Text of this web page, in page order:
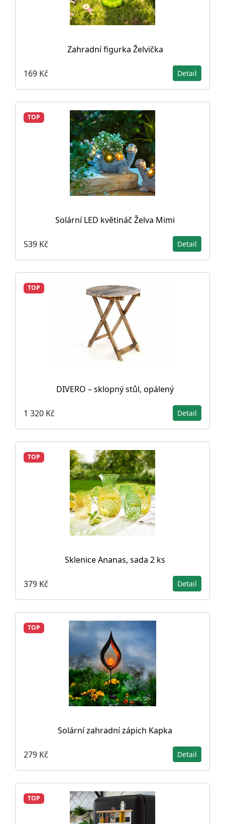
Zahradní figurka Želvička
169 Kč Detail
TOP
Solární LED květináč Želva Mimi
539 Kč Detail
TOP
DIVERO – sklopný stůl, opálený
1 320 Kč Detail
TOP
Sklenice Ananas, sada 2 ks
379 Kč Detail
TOP
Solární zahradní zápich Kapka
279 Kč Detail
TOP